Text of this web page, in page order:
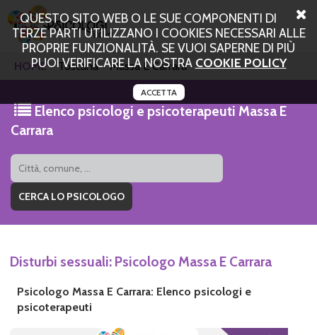
QUESTO SITO WEB O LE SUE COMPONENTI DI
TERZE PARTI UTILIZZANO I COOKIES NECESSARI ALLE
PROPRIE FUNZIONALITÀ. SE VUOI SAPERNE DI PIÙ
PUOI VERIFICARE LA NOSTRA COOKIE POLICY
ACCETTA
HOME Toscana Massa E Carrara
Elenco psicologi e psicoterapeuti Massa E
Carrara
Disturbi sessuali: Psicologo Massa E Carrara
Psicologo Massa E Carrara: Elenco psicologi e
psicoterapeuti